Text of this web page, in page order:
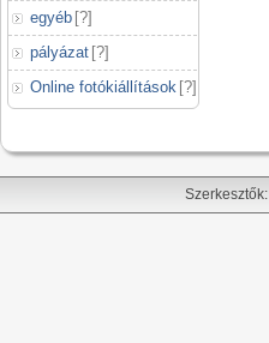
egyéb [?]
pályázat [?]
Online fotókiállítások [?]
Szerkesztők: